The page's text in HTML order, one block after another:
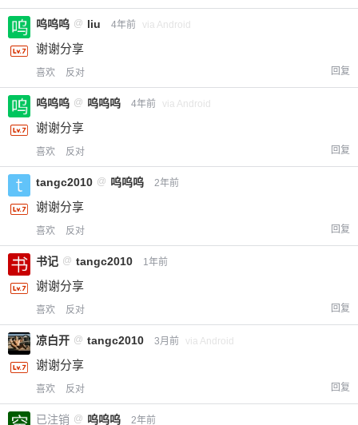
呜呜呜 @ liu 4年前 via Android
谢谢分享
喜欢 反对 回复
呜呜呜 @ 呜呜呜 4年前 via Android
谢谢分享
喜欢 反对 回复
tangc2010 @ 呜呜呜 2年前
谢谢分享
喜欢 反对 回复
书记 @ tangc2010 1年前
谢谢分享
喜欢 反对 回复
凉白开 @ tangc2010 3月前 via Android
谢谢分享
喜欢 反对 回复
已注销 @ 呜呜呜 2年前